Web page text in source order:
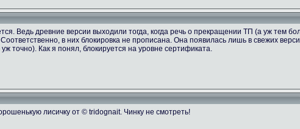
Ведь древние версии выходили тогда, когда речь о прекращении ТП (а уж тем
в них блокировка не прописана. Она появилась лишь в свежих
точно). Как я понял, блокируется на уровне сертификата.
лисичку от © tridognait. Чинку не смотреть!